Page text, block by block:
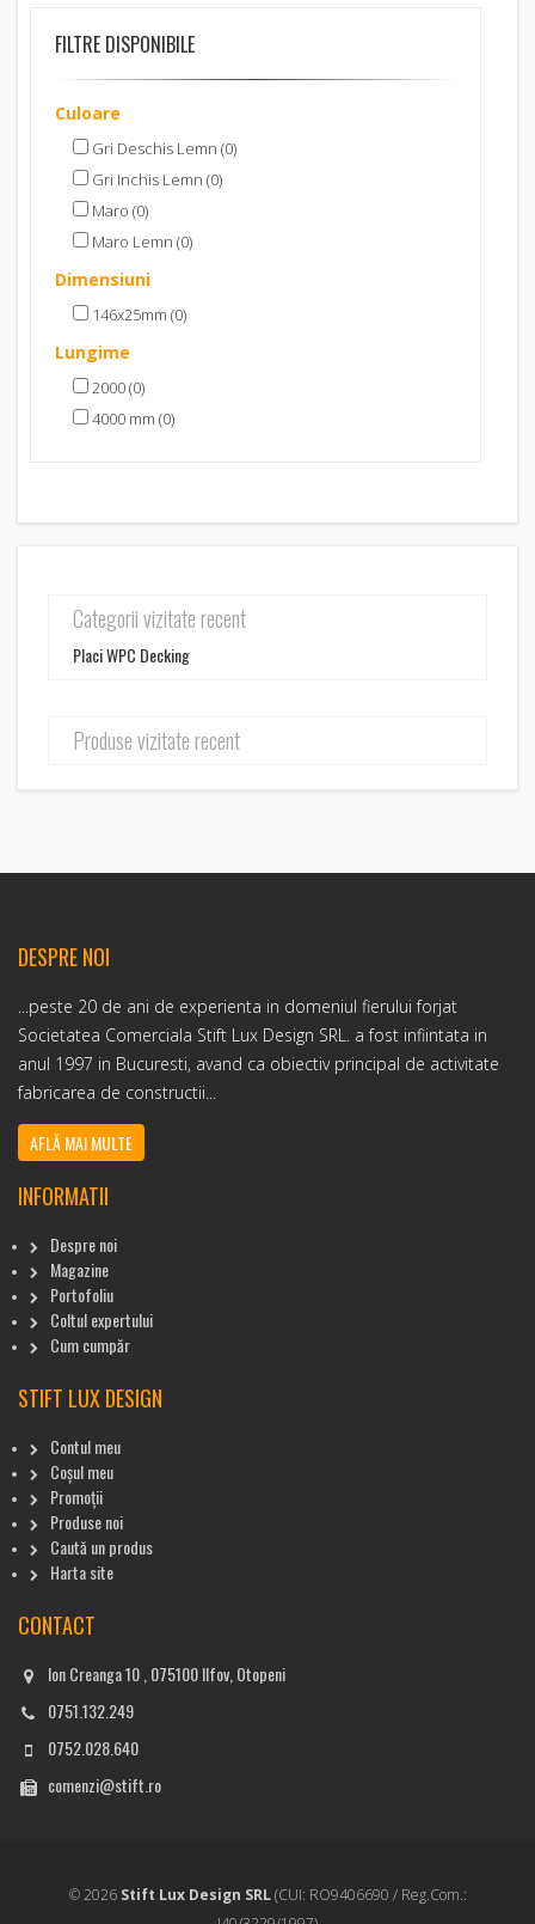
FILTRE DISPONIBILE
Culoare
Gri Deschis Lemn (0)
Gri Inchis Lemn (0)
Maro (0)
Maro Lemn (0)
Dimensiuni
146x25mm (0)
Lungime
2000 (0)
4000 mm (0)
Categorii vizitate recent
Placi WPC Decking
Produse vizitate recent
DESPRE NOI
...peste 20 de ani de experienta in domeniul fierului forjat
Societatea Comerciala Stift Lux Design SRL. a fost infiintata in
anul 1997 in Bucuresti, avand ca obiectiv principal de activitate
fabricarea de constructii...
AFLĂ MAI MULTE
INFORMATII
Despre noi
Magazine
Portofoliu
Coltul expertului
Cum cumpăr
STIFT LUX DESIGN
Contul meu
Coșul meu
Promoții
Produse noi
Caută un produs
Harta site
CONTACT
Ion Creanga 10 , 075100 Ilfov, Otopeni
0751.132.249
0752.028.640
comenzi@stift.ro
© 2026 Stift Lux Design SRL(CUI: RO9406690 / Reg.Com.: